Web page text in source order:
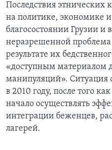
Последствия
на политике, экономике
благосостоянии Грузии и
неразрешенной
результате их
«доступным материалом
манипуляций». Ситуация
в 2010 году, после того
начало осуществлять
интеграции беженцев,
лагерей.